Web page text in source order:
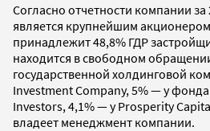
Согласно отчетности компании
является крупнейшим
принадлежит 48,8% ГДР
находится в свободном
государственной холдинговой
Investment Company, 5% — у
Investors, 4,1% — у Prosperity
владеет менеджмент компании.